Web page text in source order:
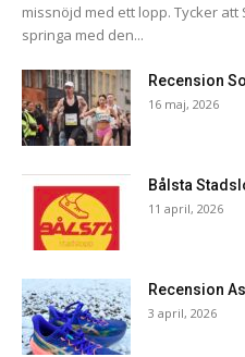
missnöjd med ett lopp. Tycker att
springa med den...
Recension
16 maj, 2026
Bålsta
11 april, 2026
Recension
3 april, 2026